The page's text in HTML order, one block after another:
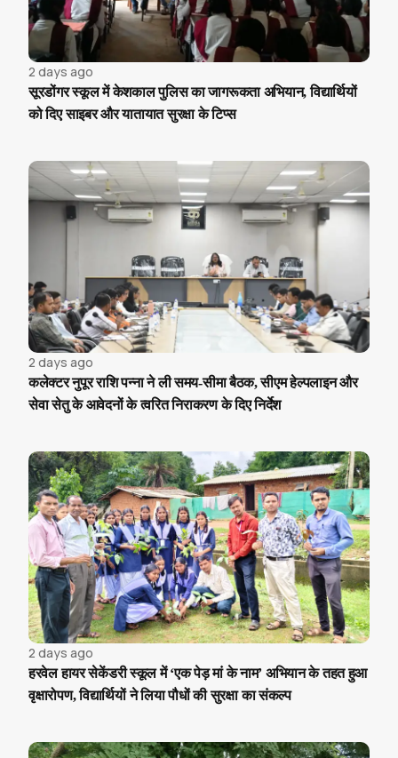
2 days ago
सूरडोंगर स्कूल में केशकाल पुलिस का जागरूकता अभियान, विद्यार्थियों
को दिए साइबर और यातायात सुरक्षा के टिप्स
2 days ago
कलेक्टर नुपूर राशि पन्ना ने ली समय-सीमा बैठक, सीएम हेल्पलाइन और
सेवा सेतु के आवेदनों के त्वरित निराकरण के दिए निर्देश
2 days ago
हरवेल हायर सेकेंडरी स्कूल में ‘एक पेड़ मां के नाम’ अभियान के तहत हुआ
वृक्षारोपण, विद्यार्थियों ने लिया पौधों की सुरक्षा का संकल्प